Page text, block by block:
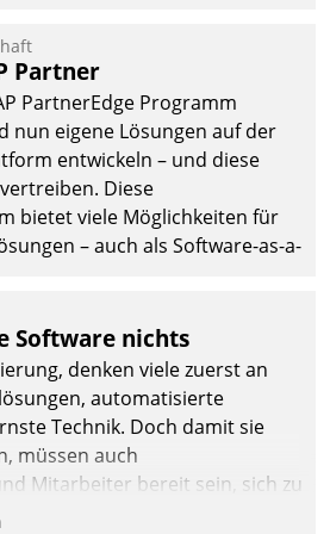
und automatisierte
nicht zu viel erwarten: Allein
neuen Software ist es nicht
erfordert von Unternehmen
zu überprüfen, zu hinterfragen
Partner
PartnerEdge Programm
nun eigene Lösungen auf der
entwickeln – und diese
Diese
bietet viele Möglichkeiten für
– auch als Software-as-a-
Software nichts
denken viele zuerst an
automatisierte
Technik. Doch damit sie
müssen auch
Mitarbeiter bereit sein, sich zu
sonst werden sie an ihr